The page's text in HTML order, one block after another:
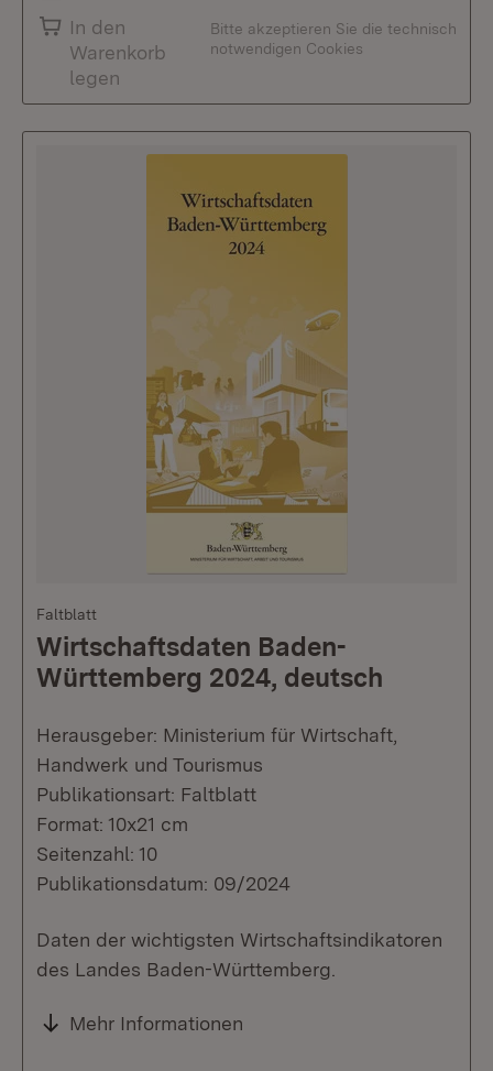
In den
Warenkorb
legen
Bitte akzeptieren Sie die technisch
notwendigen Cookies
Faltblatt
Wirtschaftsdaten Baden-
Württemberg 2024, deutsch
Herausgeber: Ministerium für Wirtschaft,
Handwerk und Tourismus
Publikationsart: Faltblatt
Format: 10x21 cm
Seitenzahl: 10
Publikationsdatum: 09/2024
Daten der wichtigsten Wirtschaftsindikatoren
des Landes Baden-Württemberg.
Mehr Informationen